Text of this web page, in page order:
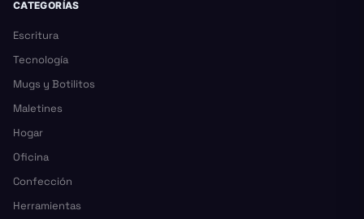
CATEGORÍAS
Escritura
Tecnología
Mugs y Botilitos
Maletines
Hogar
Oficina
Confección
Herramientas